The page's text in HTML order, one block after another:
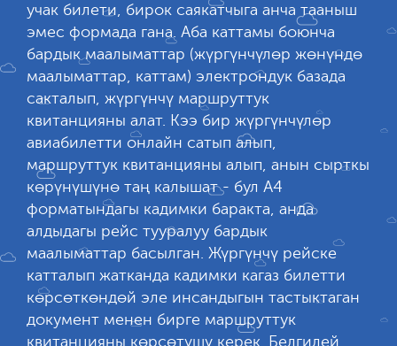
учак билети, бирок саякатчыга анча тааныш
эмес формада гана. Аба каттамы боюнча
бардык маалыматтар (жүргүнчүлөр жөнүндө
маалыматтар, каттам) электрондук базада
сакталып, жүргүнчү маршруттук
квитанцияны алат. Кээ бир жүргүнчүлөр
авиабилетти онлайн сатып алып,
маршруттук квитанцияны алып, анын сырткы
көрүнүшүнө таң калышат - бул А4
форматындагы кадимки баракта, анда
алдыдагы рейс тууралуу бардык
маалыматтар басылган. Жүргүнчү рейске
катталып жатканда кадимки кагаз билетти
көрсөткөндөй эле инсандыгын тастыктаган
документ менен бирге маршруттук
квитанцияны көрсөтүшү керек. Белгилей